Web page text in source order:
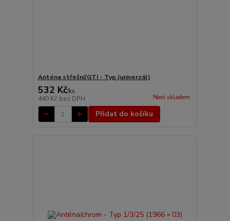
Anténa střešní/GTI - Typ (univerzál)
532 Kč/ks
440 Kč bez DPH Není skladem
Přidat do košíku